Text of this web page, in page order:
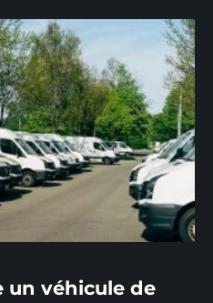
un véhicule de